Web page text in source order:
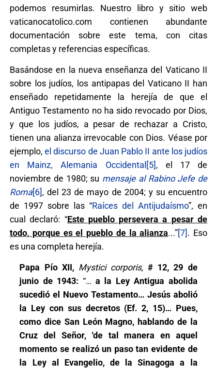
podemos resumirlas. Nuestro libro y sitio web
vaticanocatolico.com contienen abundante
documentación sobre este tema, con citas
completas y referencias específicas.
Basándose en la nueva enseñanza del Vaticano II
sobre los judíos, los antipapas del Vaticano II han
enseñado repetidamente la herejía de que el
Antiguo Testamento no ha sido revocado por Dios,
y que los judíos, a pesar de rechazar a Cristo,
tienen una alianza irrevocable con Dios. Véase por
ejemplo,el discurso de Juan Pablo II ante los judíos
en Mainz, Alemania Occidental [5], el 17 de
noviembre de 1980; su mensaje al Rabino Jefe de
Roma[6], del 23 de mayo de 2004; y su encuentro
de 1997 sobre las “Raíces del Antijudaísmo”, en
cual declaró: “Este pueblo persevera a pesar de
todo, porque es el pueblo de la alianza...”[7]. Eso
es una completa herejía.
Papa Pío XII, Mystici corporis,# 12, 29 de
junio de 1943: “… a la Ley Antigua abolida
sucedió el Nuevo Testamento… Jesús abolió
la Ley con sus decretos (Ef. 2, 15)… Pues,
como dice San León Magno, hablando de la
Cruz del Señor, ‘de tal manera en aquel
momento se realizó un paso tan evidente de
la Ley al Evangelio, de la Sinagoga a la